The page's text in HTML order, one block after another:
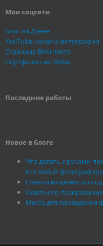
Мои соцсети
Блог на Дзене
YouTube-канал о фотографии
Страница ВКонтакте
Портфолио на 500px
Последние работы
Новое в блоге
Что делать с руками
кто любит
Советы моделям по
Советы по
Места для проведения